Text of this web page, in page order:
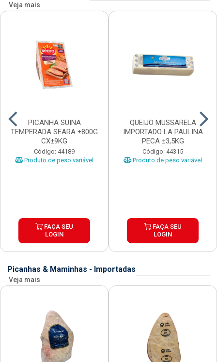
Veja mais
PICANHA SUINA
TEMPERADA SEARA ±800G
CX±9KG
Código: 44189
Produto de peso variável
FAÇA SEU
LOGIN
QUEIJO MUSSARELA
IMPORTADO LA PAULINA
PECA ±3,5KG
Código: 44315
Produto de peso variável
FAÇA SEU
LOGIN
Picanhas & Maminhas - Importadas
Veja mais